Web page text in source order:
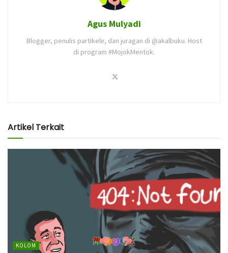
Agus Mulyadi
Blogger, penulis partikelir, dan juragan di @akalbuku. Host
di program #MojokMentok.
Artikel Terkait
KOLOM